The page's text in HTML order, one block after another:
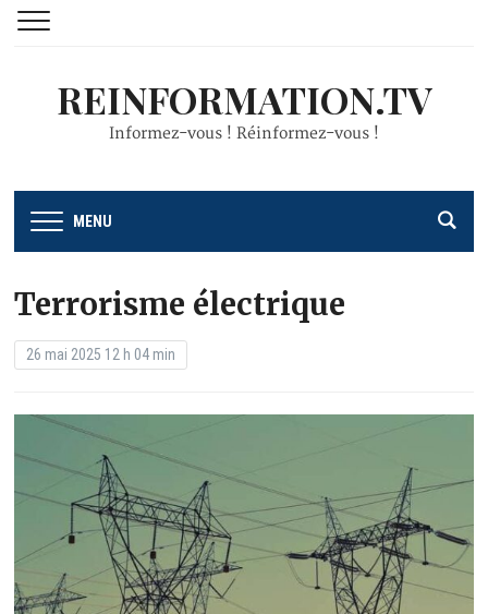
REINFORMATION.TV
Informez-vous ! Réinformez-vous !
MENU
Terrorisme électrique
26 mai 2025 12 h 04 min